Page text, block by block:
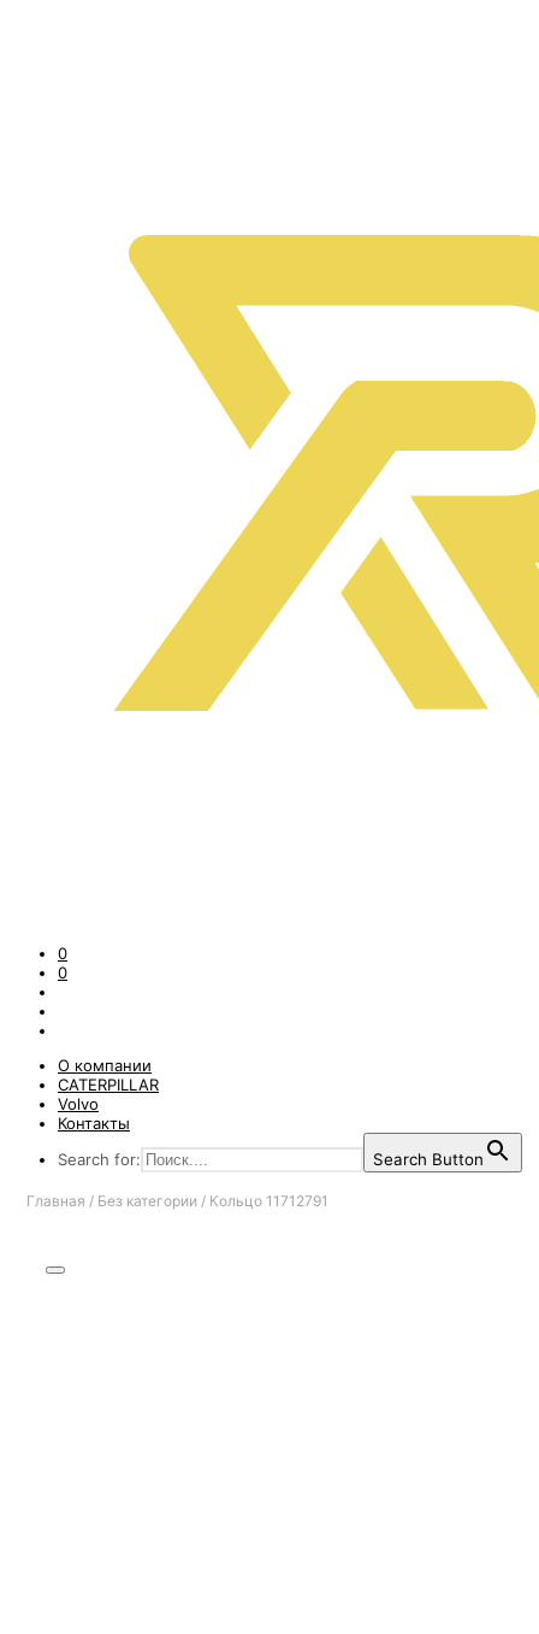
0
0
О компании
CATERPILLAR
Volvo
Контакты
Search for:
Search Button
Главная / Без категории / Кольцо 11712791